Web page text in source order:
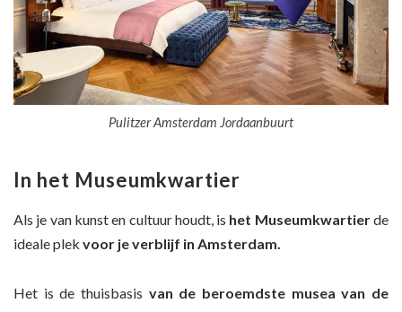
Pulitzer Amsterdam Jordaanbuurt
In het Museumkwartier
Als je van kunst en cultuur houdt, is het Museumkwartierde
ideale plek voor je verblijf in Amsterdam.
Het is de thuisbasis van de beroemdste musea van de